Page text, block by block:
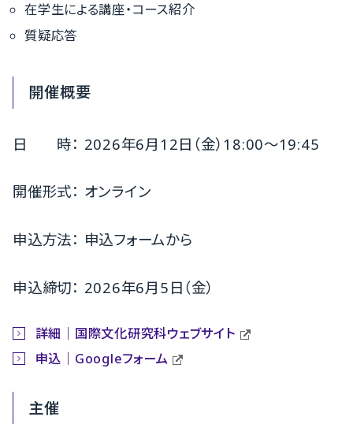
在学生による講座・コース紹介
質疑応答
開催概要
日 時： 2026年6月12日（金）18:00〜19:45
開催形式： オンライン
申込方法： 申込フォームから
申込締切： 2026年6月5日（金）
詳細｜国際文化研究科ウェブサイト
申込｜Googleフォーム
主催